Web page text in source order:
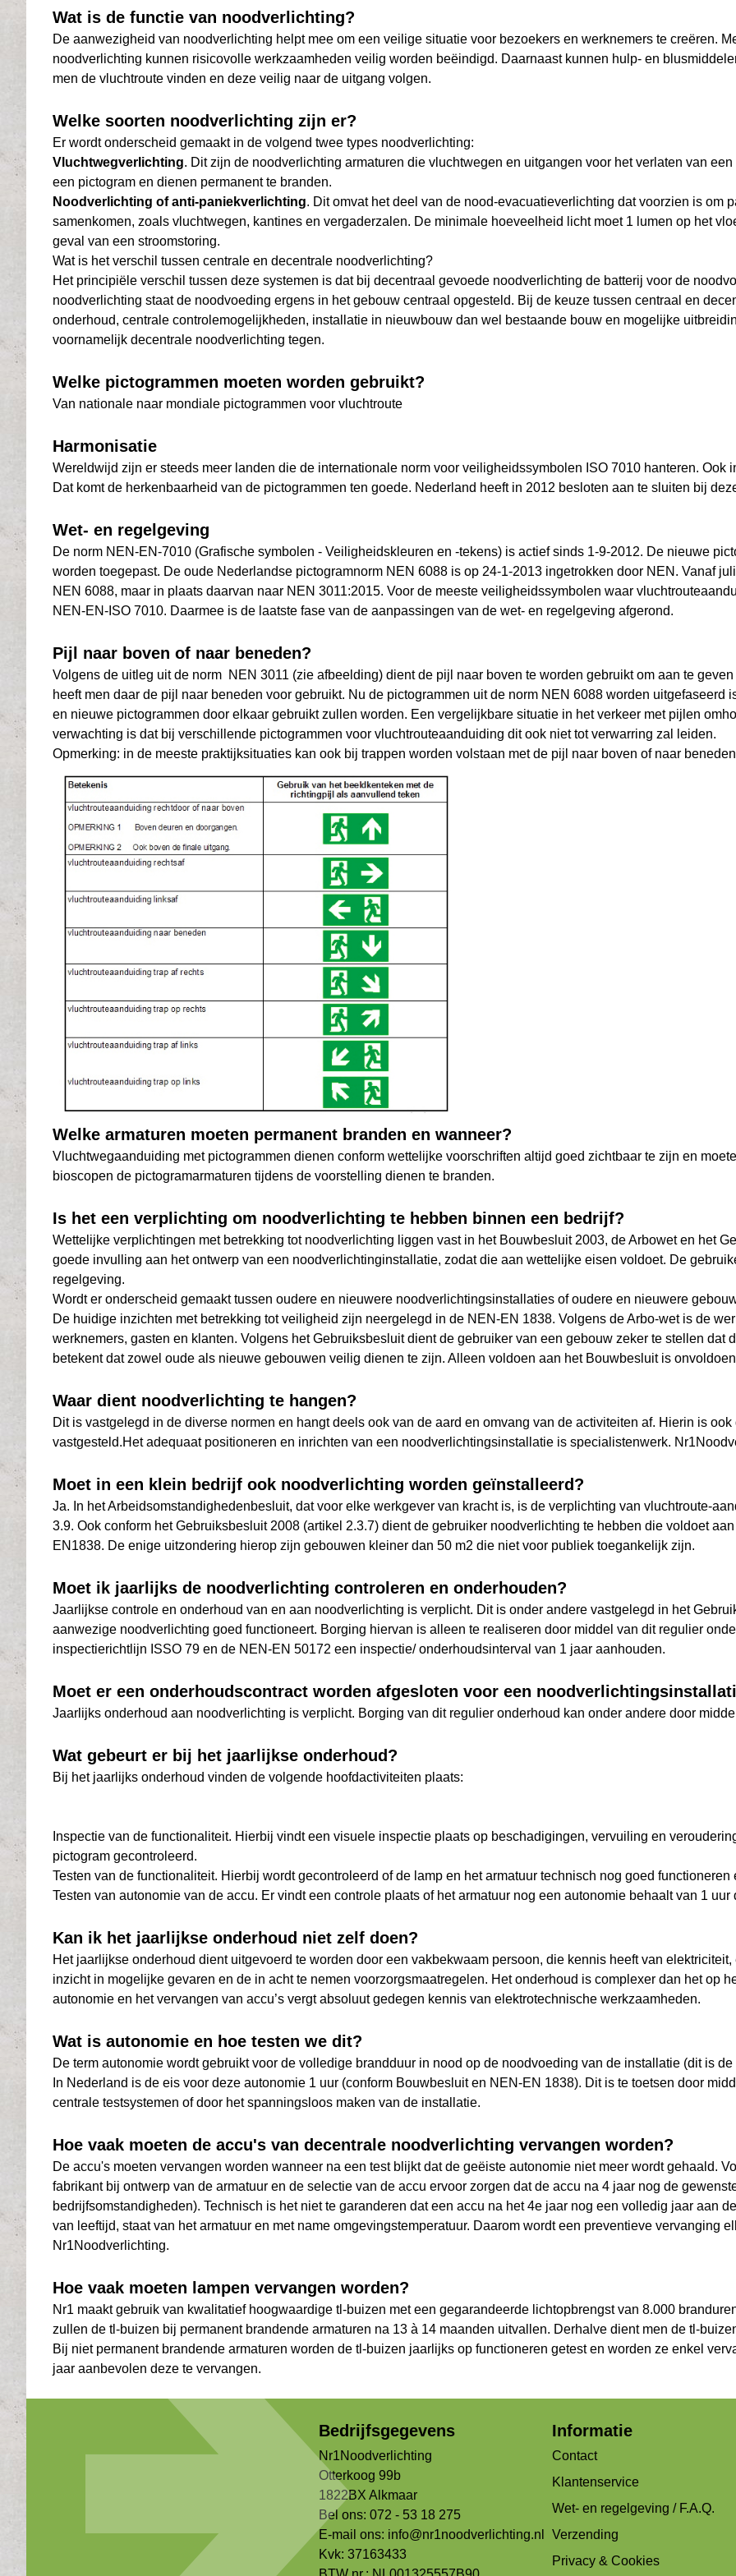
Wat is de functie van noodverlichting?
De aanwezigheid van noodverlichting helpt mee om een veilige situatie voor bezoekers en werknemers te creëren.
noodverlichting kunnen risicovolle werkzaamheden veilig worden beëindigd. Daarnaast kunnen hulp- en
men de vluchtroute vinden en deze veilig naar de uitgang volgen.
Welke soorten noodverlichting zijn er?
Er wordt onderscheid gemaakt in de volgend twee types noodverlichting:
Vluchtwegverlichting. Dit zijn de noodverlichting armaturen die vluchtwegen en uitgangen voor het verlaten van
een pictogram en dienen permanent te branden.
Noodverlichting of anti-paniekverlichting. Dit omvat het deel van de nood-evacuatieverlichting dat voorzien is om
samenkomen, zoals vluchtwegen, kantines en vergaderzalen. De minimale hoeveelheid licht moet 1 lumen op het
geval van een stroomstoring.
Wat is het verschil tussen centrale en decentrale noodverlichting?
Het principiële verschil tussen deze systemen is dat bij decentraal gevoede noodverlichting de batterij voor de
noodverlichting staat de noodvoeding ergens in het gebouw centraal opgesteld. Bij de keuze tussen centraal en
onderhoud, centrale controlemogelijkheden, installatie in nieuwbouw dan wel bestaande bouw en mogelijke
voornamelijk decentrale noodverlichting tegen.
Welke pictogrammen moeten worden gebruikt?
Van nationale naar mondiale pictogrammen voor vluchtroute
Harmonisatie
Wereldwijd zijn er steeds meer landen die de internationale norm voor veiligheidssymbolen ISO 7010 hanteren. Ook
Dat komt de herkenbaarheid van de pictogrammen ten goede. Nederland heeft in 2012 besloten aan te sluiten bij
Wet- en regelgeving
De norm NEN-EN-7010 (Grafische symbolen - Veiligheidskleuren en -tekens) is actief sinds 1-9-2012. De nieuwe
worden toegepast. De oude Nederlandse pictogramnorm NEN 6088 is op 24-1-2013 ingetrokken door NEN. Vanaf
NEN 6088, maar in plaats daarvan naar NEN 3011:2015. Voor de meeste veiligheidssymbolen waar
NEN-EN-ISO 7010. Daarmee is de laatste fase van de aanpassingen van de wet- en regelgeving afgerond.
Pijl naar boven of naar beneden?
Volgens de uitleg uit de norm NEN 3011 (zie afbeelding) dient de pijl naar boven te worden gebruikt om aan te
heeft men daar de pijl naar beneden voor gebruikt. Nu de pictogrammen uit de norm NEN 6088 worden uitgefaseerd
en nieuwe pictogrammen door elkaar gebruikt zullen worden. Een vergelijkbare situatie in het verkeer met pijlen
verwachting is dat bij verschillende pictogrammen voor vluchtrouteaanduiding dit ook niet tot verwarring zal leiden.
Opmerking: in de meeste praktijksituaties kan ook bij trappen worden volstaan met de pijl naar boven of naar
Welke armaturen moeten permanent branden en wanneer?
Vluchtwegaanduiding met pictogrammen dienen conform wettelijke voorschriften altijd goed zichtbaar te zijn en
bioscopen de pictogramarmaturen tijdens de voorstelling dienen te branden.
Is het een verplichting om noodverlichting te hebben binnen een bedrijf?
Wettelijke verplichtingen met betrekking tot noodverlichting liggen vast in het Bouwbesluit 2003, de Arbowet en het
goede invulling aan het ontwerp van een noodverlichtinginstallatie, zodat die aan wettelijke eisen voldoet. De
regelgeving.
Wordt er onderscheid gemaakt tussen oudere en nieuwere noodverlichtingsinstallaties of oudere en nieuwere
De huidige inzichten met betrekking tot veiligheid zijn neergelegd in de NEN-EN 1838. Volgens de Arbo-wet is de
werknemers, gasten en klanten. Volgens het Gebruiksbesluit dient de gebruiker van een gebouw zeker te stellen dat
betekent dat zowel oude als nieuwe gebouwen veilig dienen te zijn. Alleen voldoen aan het Bouwbesluit is
Waar dient noodverlichting te hangen?
Dit is vastgelegd in de diverse normen en hangt deels ook van de aard en omvang van de activiteiten af. Hierin is
vastgesteld.Het adequaat positioneren en inrichten van een noodverlichtingsinstallatie is specialistenwerk.
Moet in een klein bedrijf ook noodverlichting worden geïnstalleerd?
Ja. In het Arbeidsomstandighedenbesluit, dat voor elke werkgever van kracht is, is de verplichting van vluchtroute-
3.9. Ook conform het Gebruiksbesluit 2008 (artikel 2.3.7) dient de gebruiker noodverlichting te hebben die voldoet
EN1838. De enige uitzondering hierop zijn gebouwen kleiner dan 50 m2 die niet voor publiek toegankelijk zijn.
Moet ik jaarlijks de noodverlichting controleren en onderhouden?
Jaarlijkse controle en onderhoud van en aan noodverlichting is verplicht. Dit is onder andere vastgelegd in het
aanwezige noodverlichting goed functioneert. Borging hiervan is alleen te realiseren door middel van dit regulier
inspectierichtlijn ISSO 79 en de NEN-EN 50172 een inspectie/ onderhoudsinterval van 1 jaar aanhouden.
Moet er een onderhoudscontract worden afgesloten voor een
Jaarlijks onderhoud aan noodverlichting is verplicht. Borging van dit regulier onderhoud kan onder andere door
Wat gebeurt er bij het jaarlijkse onderhoud?
Bij het jaarlijks onderhoud vinden de volgende hoofdactiviteiten plaats:
Inspectie van de functionaliteit. Hierbij vindt een visuele inspectie plaats op beschadigingen, vervuiling en
pictogram gecontroleerd.
Testen van de functionaliteit. Hierbij wordt gecontroleerd of de lamp en het armatuur technisch nog goed
Testen van autonomie van de accu. Er vindt een controle plaats of het armatuur nog een autonomie behaalt van 1
Kan ik het jaarlijkse onderhoud niet zelf doen?
Het jaarlijkse onderhoud dient uitgevoerd te worden door een vakbekwaam persoon, die kennis heeft van
inzicht in mogelijke gevaren en de in acht te nemen voorzorgsmaatregelen. Het onderhoud is complexer dan het op
autonomie en het vervangen van accu’s vergt absoluut gedegen kennis van elektrotechnische werkzaamheden.
Wat is autonomie en hoe testen we dit?
De term autonomie wordt gebruikt voor de volledige brandduur in nood op de noodvoeding van de installatie (dit is
In Nederland is de eis voor deze autonomie 1 uur (conform Bouwbesluit en NEN-EN 1838). Dit is te toetsen door
centrale testsystemen of door het spanningsloos maken van de installatie.
Hoe vaak moeten de accu's van decentrale noodverlichting vervangen worden?
De accu's moeten vervangen worden wanneer na een test blijkt dat de geëiste autonomie niet meer wordt gehaald.
fabrikant bij ontwerp van de armatuur en de selectie van de accu ervoor zorgen dat de accu na 4 jaar nog de
bedrijfsomstandigheden). Technisch is het niet te garanderen dat een accu na het 4e jaar nog een volledig jaar aan
van leeftijd, staat van het armatuur en met name omgevingstemperatuur. Daarom wordt een preventieve vervanging
Nr1Noodverlichting.
Hoe vaak moeten lampen vervangen worden?
Nr1 maakt gebruik van kwalitatief hoogwaardige tl-buizen met een gegarandeerde lichtopbrengst van 8.000
zullen de tl-buizen bij permanent brandende armaturen na 13 à 14 maanden uitvallen. Derhalve dient men de tl-
Bij niet permanent brandende armaturen worden de tl-buizen jaarlijks op functioneren getest en worden ze enkel
jaar aanbevolen deze te vervangen.
Bedrijfsgegevens
Nr1Noodverlichting
Otterkoog 99b
1822BX Alkmaar
Bel ons: 072 - 53 18 275
E-mail ons: info@nr1noodverlichting.nl
Kvk: 37163433
Informatie
Contact
Klantenservice
Wet- en regelgeving / F.A.Q.
Verzending
Privacy & Cookies